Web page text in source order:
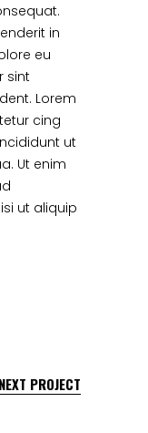
in
eu
sint
Lorem
cing
ut
Ut enim
ut aliquip
NEXT PROJECT